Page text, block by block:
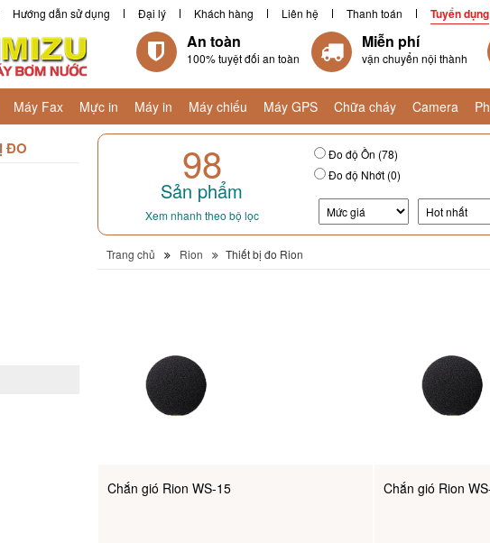
Hướng dẫn sử dụng Đại lý Khách hàng Liên hệ Thanh toán Tuyển dụng
An toàn
100% tuyệt đối an toàn
Miễn phí
vận chuyển nội thành
Máy Fax Mực in Máy in Máy chiếu Máy GPS Chữa cháy Camera
ĐO 98
Sản phẩm
Xem nhanh theo bộ lọc
Đo độ Ồn (78)
Đo độ Nhớt (0)
Trang chủ Rion Thiết bị đo Rion
Chắn gió Rion WS-15 Chắn gió Rion